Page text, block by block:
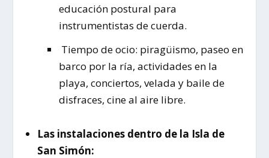
educación postural para
instrumentistas de cuerda.
Tiempo de ocio: piragüismo, paseo en
barco por la ría, actividades en la
playa, conciertos, velada y baile de
disfraces, cine al aire libre.
Las instalaciones dentro de la Isla de
San Simón: